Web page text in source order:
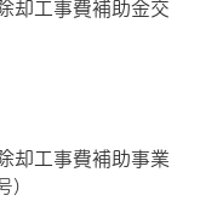
却工事費補助金交
却工事費補助事業
）